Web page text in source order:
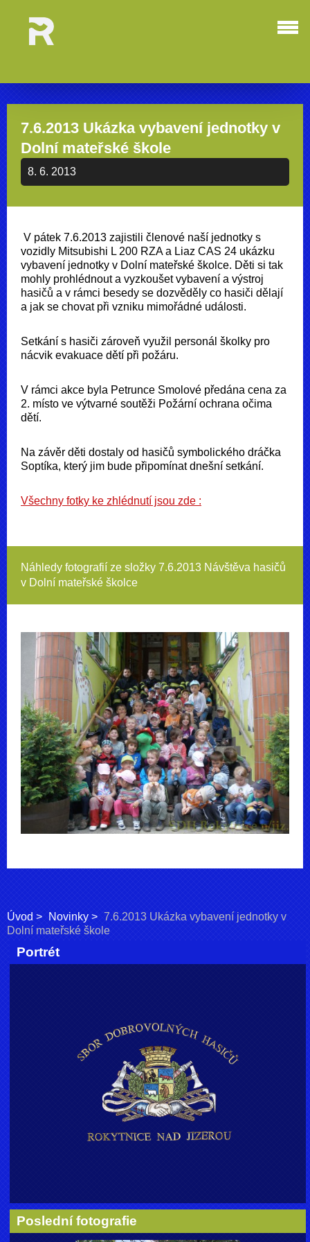
7.6.2013 Ukázka vybavení jednotky v
Dolní mateřské škole
8. 6. 2013
V pátek 7.6.2013 zajistili členové naší jednotky s
vozidly Mitsubishi L 200 RZA a Liaz CAS 24 ukázku
vybavení jednotky v Dolní mateřské školce. Děti si tak
mohly prohlédnout a vyzkoušet vybavení a výstroj
hasičů a v rámci besedy se dozvěděly co hasiči dělají
a jak se chovat při vzniku mimořádné události.
Setkání s hasiči zároveň využil personál školky pro
nácvik evakuace dětí při požáru.
V rámci akce byla Petrunce Smolové předána cena za
2. místo ve výtvarné soutěži Požární ochrana očima
dětí.
Na závěr děti dostaly od hasičů symbolického dráčka
Soptíka, který jim bude připomínat dnešní setkání.
Všechny fotky ke zhlédnutí jsou zde :
Náhledy fotografií ze složky 7.6.2013 Návštěva hasičů
v Dolní mateřské školce
Úvod Novinky
7.6.2013 Ukázka vybavení jednotky v
Dolní mateřské škole
Portrét
Poslední fotografie